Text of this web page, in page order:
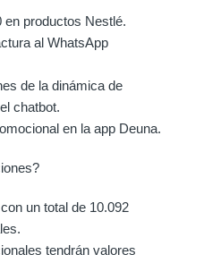
productos Nestlé.
al WhatsApp
de la dinámica de
chatbot.
en la app Deuna.
un total de 10.092
tendrán valores